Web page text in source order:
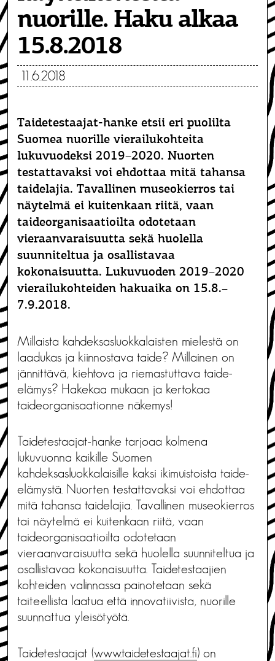
nuorille. Haku alkaa
15.8.2018
11.6.2018
Taidetestaajat-hanke etsii eri puolilta
Suomea nuorille vierailukohteita
lukuvuodeksi 2019–2020. Nuorten
testattavaksi voi ehdottaa mitä tahansa
taidelajia. Tavallinen museokierros tai
näytelmä ei kuitenkaan riitä, vaan
taideorganisaatioilta odotetaan
vieraanvaraisuutta sekä huolella
suunniteltua ja osallistavaa
kokonaisuutta. Lukuvuoden 2019–2020
vierailukohteiden hakuaika on 15.8.–
7.9.2018.
Millaista kahdeksasluokkalaisten mielestä on
laadukas ja kiinnostava taide? Millainen on
jännittävä, kiehtova ja riemastuttava taide-
elämys? Hakekaa mukaan ja kertokaa
taideorganisaationne näkemys!
Taidetestaajat-hanke tarjoaa kolmena
lukuvuonna kaikille Suomen
kahdeksasluokkalaisille kaksi ikimuistoista taide-
elämystä. Nuorten testattavaksi voi ehdottaa
mitä tahansa taidelajia. Tavallinen museokierros
tai näytelmä ei kuitenkaan riitä, vaan
taideorganisaatioilta odotetaan
vieraanvaraisuutta sekä huolella suunniteltua ja
osallistavaa kokonaisuutta. Taidetestaajien
kohteiden valinnassa painotetaan sekä
taiteellista laatua että innovatiivista, nuorille
suunnattua yleisötyötä.
Taidetestaajat (www.taidetestaajat.fi) on